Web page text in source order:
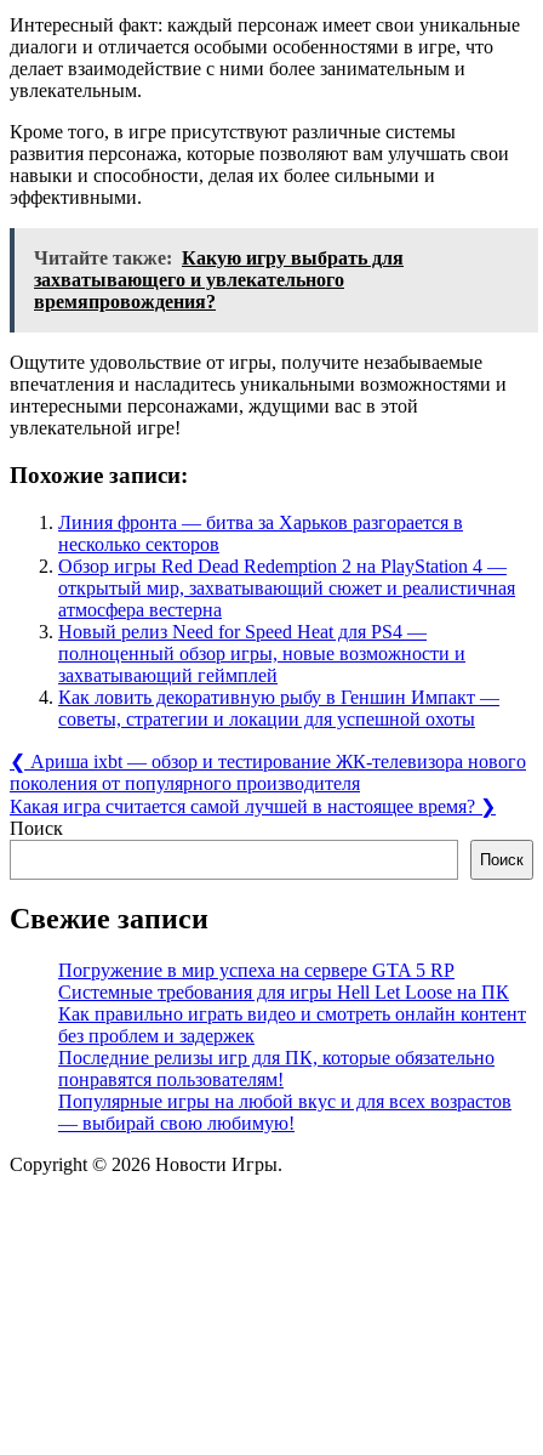
Интересный факт: каждый персонаж имеет свои уникальные
диалоги и отличается особыми особенностями в игре, что
делает взаимодействие с ними более занимательным и
увлекательным.
Кроме того, в игре присутствуют различные системы
развития персонажа, которые позволяют вам улучшать свои
навыки и способности, делая их более сильными и
эффективными.
Читайте также: Какую игру выбрать для
захватывающего и увлекательного
времяпровождения?
Ощутите удовольствие от игры, получите незабываемые
впечатления и насладитесь уникальными возможностями и
интересными персонажами, ждущими вас в этой
увлекательной игре!
Похожие записи:
Линия фронта — битва за Харьков разгорается в
несколько секторов
Обзор игры Red Dead Redemption 2 на PlayStation 4 —
открытый мир, захватывающий сюжет и реалистичная
атмосфера вестерна
Новый релиз Need for Speed Heat для PS4 —
полноценный обзор игры, новые возможности и
захватывающий геймплей
Как ловить декоративную рыбу в Геншин Импакт —
советы, стратегии и локации для успешной охоты
Навигация
по
записям
❮ Previous
Post:
Ариша ixbt — обзор и тестирование ЖК-телевизора нового
поколения от популярного производителя
Next
Post:
Какая игра считается самой лучшей в настоящее время? ❯
Поиск
Поиск
Свежие записи
Погружение в мир успеха на сервере GTA 5 RP
Системные требования для игры Hell Let Loose на ПК
Как правильно играть видео и смотреть онлайн контент
без проблем и задержек
Последние релизы игр для ПК, которые обязательно
понравятся пользователям!
Популярные игры на любой вкус и для всех возрастов
— выбирай свою любимую!
Copyright © 2026 Новости Игры.